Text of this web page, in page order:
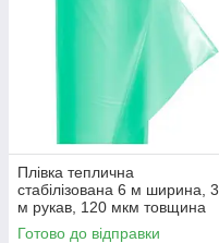
Плівка теплична
стабілізована 6 м ширина, 3
м рукав, 120 мкм товщина
Готово до відправки